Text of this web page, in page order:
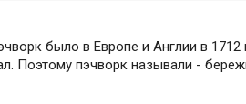
было в Европе и Англии в 1712
Поэтому пэчворк называли -